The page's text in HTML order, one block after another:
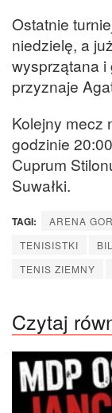
Ostatnie
niedzielę, a
wysprzątana
przyznaje
Kolejny mecz
godzinie
Cuprum
Suwałki.
TAGI: ARENA
TENISISTKI
TENIS ZIEMNY
Czytaj